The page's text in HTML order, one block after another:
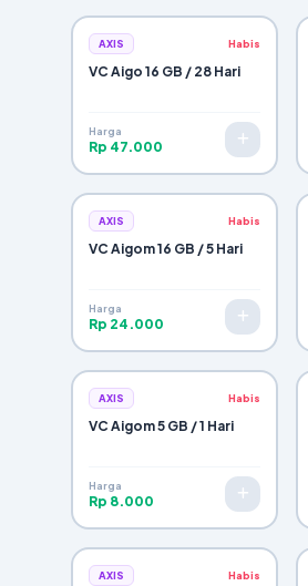
AXIS Habis
VC Aigo 16 GB / 28 Hari
Harga
Rp 47.000
AXIS Habis
VC Aigom 16 GB / 5 Hari
Harga
Rp 24.000
AXIS Habis
VC Aigom 5 GB / 1 Hari
Harga
Rp 8.000
AXIS Habis
Total Tagihan:
Selesai & Tutup